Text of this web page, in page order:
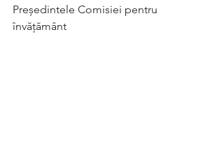
Președintele Comisiei pentru
învățământ